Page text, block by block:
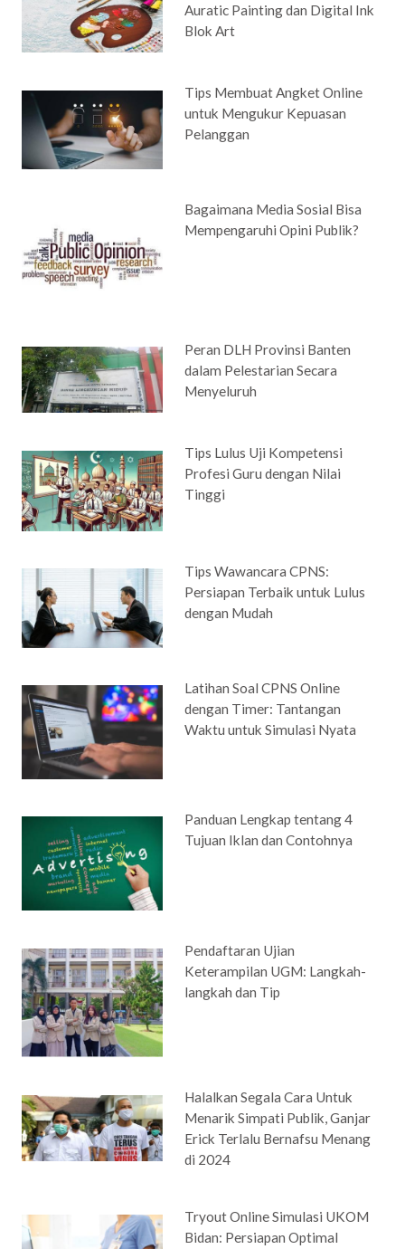
Auratic Painting dan Digital Ink
Blok Art
Tips Membuat Angket Online
untuk Mengukur Kepuasan
Pelanggan
Bagaimana Media Sosial Bisa
Mempengaruhi Opini Publik?
Peran DLH Provinsi Banten
dalam Pelestarian Secara
Menyeluruh
Tips Lulus Uji Kompetensi
Profesi Guru dengan Nilai
Tinggi
Tips Wawancara CPNS:
Persiapan Terbaik untuk Lulus
dengan Mudah
Latihan Soal CPNS Online
dengan Timer: Tantangan
Waktu untuk Simulasi Nyata
Panduan Lengkap tentang 4
Tujuan Iklan dan Contohnya
Pendaftaran Ujian
Keterampilan UGM: Langkah-
langkah dan Tip
Halalkan Segala Cara Untuk
Menarik Simpati Publik, Ganjar
Erick Terlalu Bernafsu Menang
di 2024
Tryout Online Simulasi UKOM
Bidan: Persiapan Optimal